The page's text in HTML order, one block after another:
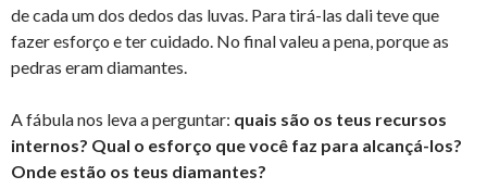
de cada um dos dedos das luvas. Para tirá-las dali teve que
fazer esforço e ter cuidado. No final valeu a pena, porque as
pedras eram diamantes.
A fábula nos leva a perguntar: quais são os teus recursos
internos? Qual o esforço que você faz para alcançá-los?
Onde estão os teus diamantes?